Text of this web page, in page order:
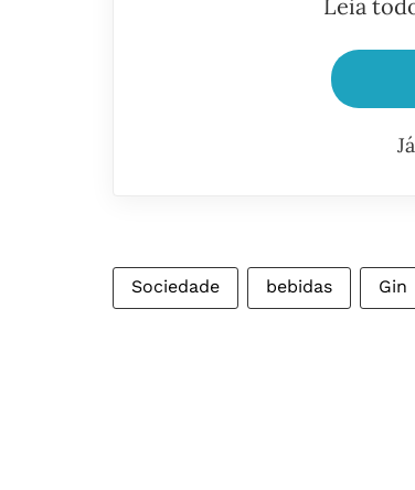
Leia
Sociedade bebidas Gin